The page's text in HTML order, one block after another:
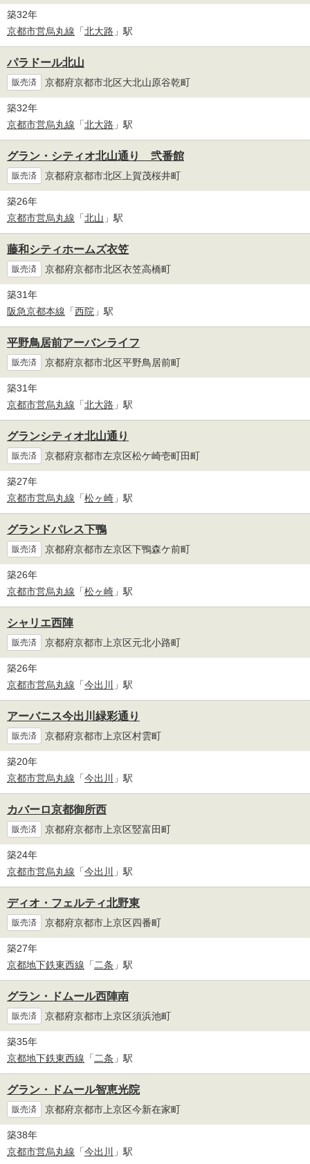
築32年
京都市営烏丸線 「北大路 」駅
パラドール北山
販売済 京都府京都市北区大北山原谷乾町
築32年
京都市営烏丸線 「北大路 」駅
グラン・シティオ北山通り 弐番館
販売済 京都府京都市北区上賀茂桜井町
築26年
京都市営烏丸線 「北山 」駅
藤和シティホームズ衣笠
販売済 京都府京都市北区衣笠高橋町
築31年
阪急京都本線 「西院 」駅
平野鳥居前アーバンライフ
販売済 京都府京都市北区平野鳥居前町
築31年
京都市営烏丸線 「北大路 」駅
グランシティオ北山通り
販売済 京都府京都市左京区松ケ崎壱町田町
築27年
京都市営烏丸線 「松ヶ崎 」駅
グランドパレス下鴨
販売済 京都府京都市左京区下鴨森ケ前町
築26年
京都市営烏丸線 「松ヶ崎 」駅
シャリエ西陣
販売済 京都府京都市上京区元北小路町
築26年
京都市営烏丸線 「今出川 」駅
アーバニス今出川緑彩通り
販売済 京都府京都市上京区村雲町
築20年
京都市営烏丸線 「今出川 」駅
カバーロ京都御所西
販売済 京都府京都市上京区竪富田町
築24年
京都市営烏丸線 「今出川 」駅
ディオ・フェルティ北野東
販売済 京都府京都市上京区四番町
築27年
京都地下鉄東西線 「 二条 」駅
グラン・ドムール西陣南
販売済 京都府京都市上京区須浜池町
築35年
京都地下鉄東西線 「 二条 」駅
グラン・ドムール智恵光院
販売済 京都府京都市上京区今新在家町
築38年
京都市営烏丸線 「今出川 」駅